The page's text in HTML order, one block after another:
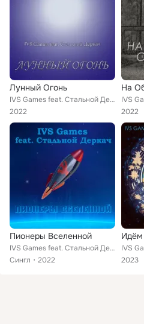
Лунный Огонь
IVS Games feat. Стальной Деркач
2022
На
2022
Пионеры Вселенной
IVS Games feat. Стальной Деркач
Сингл
2022
IVS
2023